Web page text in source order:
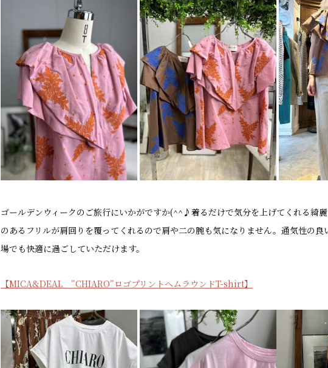
ゴールデンウィークのご旅行にいかがですか(^^♪着るだけで気分を上げてくれる綺
のあるフリルが肩回りを覆ってくれるので肩や二の腕も気になりません。通気性の
場でも快適に過ごしていただけます。
【MICA&DEAL ”CHIARO”ロゴプリントヘムラウンドT-shirt】